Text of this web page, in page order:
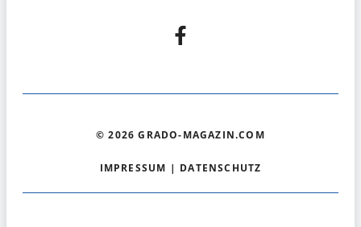
© 2026 GRADO-MAGAZIN.COM
IMPRESSUM | DATENSCHUTZ